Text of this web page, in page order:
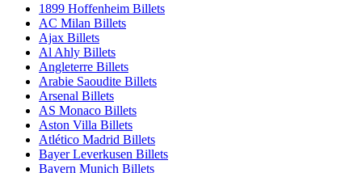
1899 Hoffenheim Billets
AC Milan Billets
Ajax Billets
Al Ahly Billets
Angleterre Billets
Arabie Saoudite Billets
Arsenal Billets
AS Monaco Billets
Aston Villa Billets
Atlético Madrid Billets
Bayer Leverkusen Billets
Bayern Munich Billets